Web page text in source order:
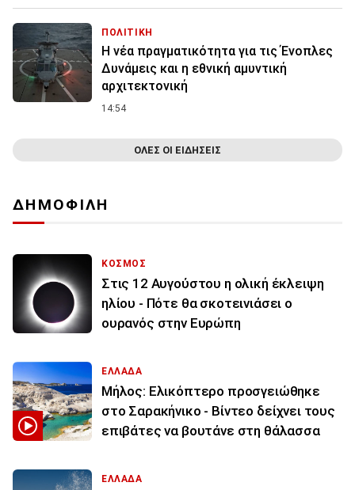
ΠΟΛΙΤΙΚΗ
Η νέα πραγματικότητα για τις Ένοπλες
Δυνάμεις και η εθνική αμυντική
αρχιτεκτονική
14:54
ΟΛΕΣ ΟΙ ΕΙΔΗΣΕΙΣ
ΔΗΜΟΦΙΛΗ
ΚΟΣΜΟΣ
Στις 12 Αυγούστου η ολική έκλειψη
ηλίου - Πότε θα σκοτεινιάσει ο
ουρανός στην Ευρώπη
ΕΛΛΑΔΑ
Μήλος: Ελικόπτερο προσγειώθηκε
στο Σαρακήνικο - Βίντεο δείχνει τους
επιβάτες να βουτάνε στη θάλασσα
ΕΛΛΑΔΑ